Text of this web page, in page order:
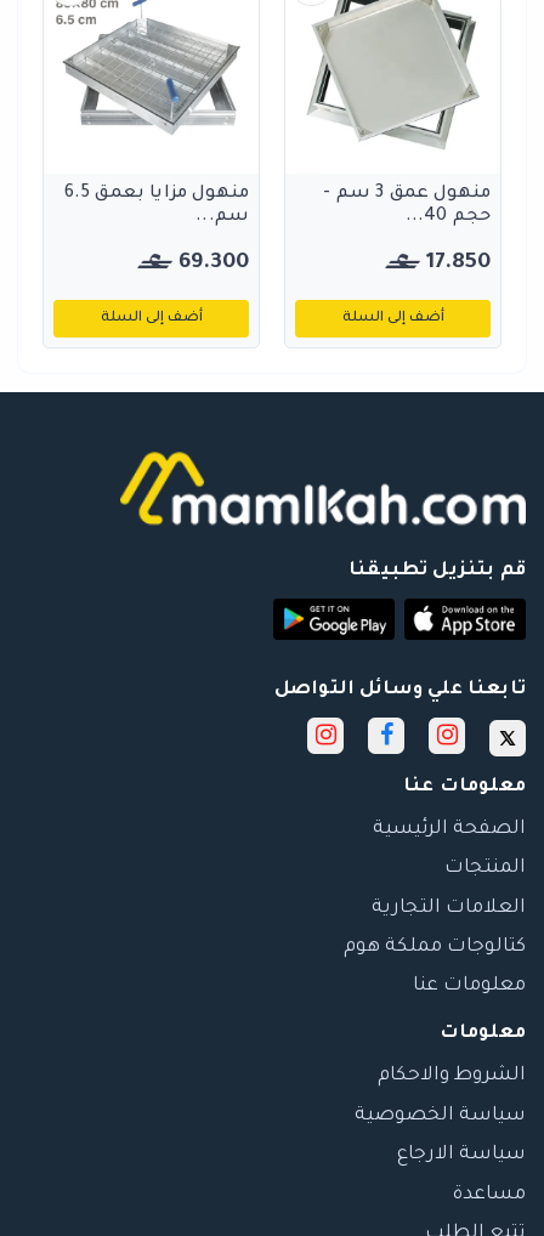
منهول عمق 3 سم -
حجم 40...
17.850
أضف إلى السلة
منهول مزايا بعمق 6.5
سم...
69.300
أضف إلى السلة
قم بتنزيل تطبيقنا
تابعنا علي وسائل التواصل
معلومات عنا
الصفحة الرئيسية
المنتجات
العلامات التجارية
كتالوجات مملكة هوم
معلومات عنا
معلومات
الشروط والاحكام
سياسة الخصوصية
سياسة الارجاع
مساعدة